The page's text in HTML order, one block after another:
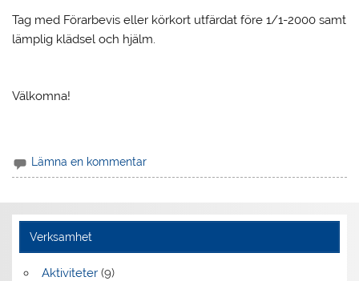
Tag med Förarbevis eller körkort utfärdat före 1/1-2000 samt
lämplig klädsel och hjälm.
Välkomna!
Lämna en kommentar
Verksamhet
Aktiviteter(9)